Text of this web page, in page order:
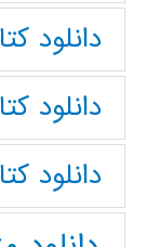
دانلود
دانلود
دانلود